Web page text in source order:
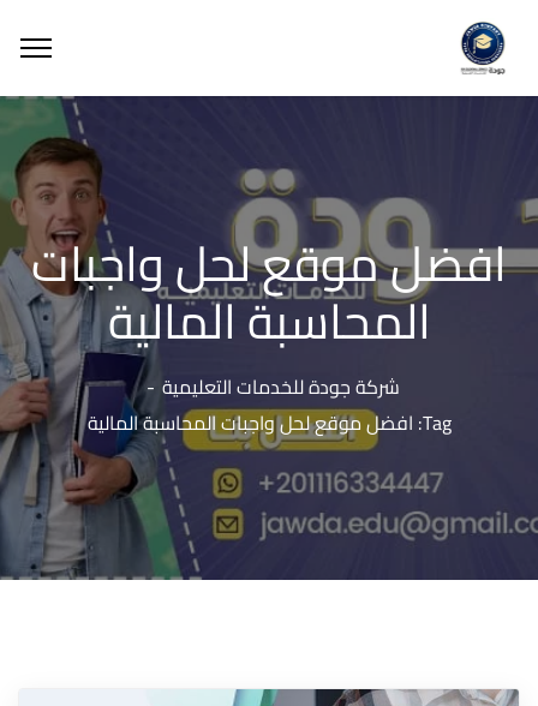
افضل موقع لحل واجبات
المحاسبة المالية
شركة جودة للخدمات التعليمية
Tag: افضل موقع لحل واجبات المحاسبة المالية